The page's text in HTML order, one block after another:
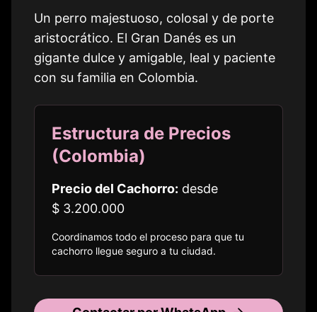
Un perro majestuoso, colosal y de porte
aristocrático. El Gran Danés es un
gigante dulce y amigable, leal y paciente
con su familia en Colombia.
Estructura de Precios
(Colombia)
Precio del Cachorro: desde
$ 3.200.000
Coordinamos todo el proceso para que tu
cachorro llegue seguro a tu ciudad.